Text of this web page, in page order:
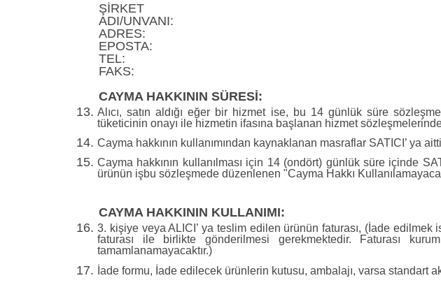
ŞİRKET
ADI/UNVANI:
ADRES:
EPOSTA:
TEL:
FAKS:
CAYMA HAKKININ SÜRESİ:
Alıcı, satın aldığı eğer bir hizmet ise, bu 14 günlük süre
tüketicinin onayı ile hizmetin ifasına başlanan hizmet
Cayma hakkının kullanımından kaynaklanan masraflar SATICI’ ya
Cayma hakkının kullanılması için 14 (ondört) günlük süre içinde
ürünün işbu sözleşmede düzenlenen "Cayma Hakkı
CAYMA HAKKININ KULLANIMI:
3. kişiye veya ALICI’ ya teslim edilen ürünün faturası, (İade
faturası ile birlikte gönderilmesi gerekmektedir. Faturası
tamamlanamayacaktır.)
İade formu, İade edilecek ürünlerin kutusu, ambalajı, varsa standart